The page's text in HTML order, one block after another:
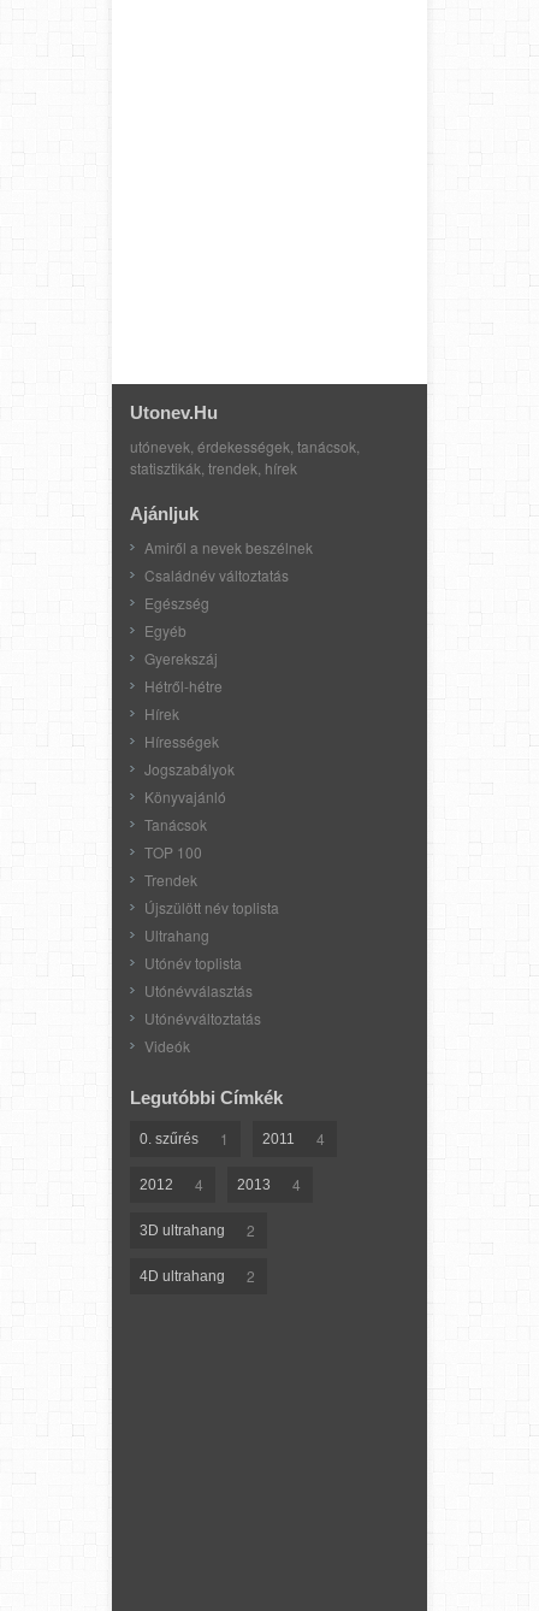
Utonev.hu
utónevek, érdekességek, tanácsok,
statisztikák, trendek, hírek
Ajánljuk
Amiről a nevek beszélnek
Családnév változtatás
Egészség
Egyéb
Gyerekszáj
Hétről-hétre
Hírek
Hírességek
Jogszabályok
Könyvajánló
Tanácsok
TOP 100
Trendek
Újszülött név toplista
Ultrahang
Utónév toplista
Utónévválasztás
Utónévváltoztatás
Videók
Legutóbbi Címkék
0. szűrés 1 2011 4
2012 4 2013 4
3D ultrahang 2
4D ultrahang 2